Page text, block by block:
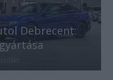
Debrecent: